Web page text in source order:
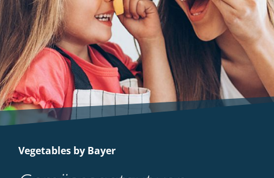
Vegetables by Bayer